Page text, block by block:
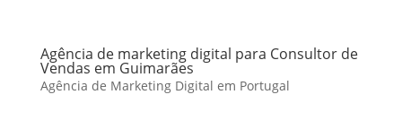
Agência de marketing digital para Consultor de
Vendas em Guimarães
Agência de Marketing Digital em Portugal